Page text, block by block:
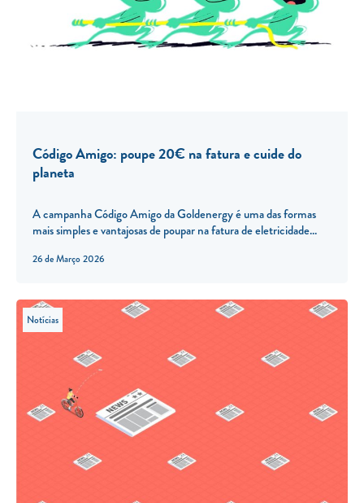
26 de Março 2026
Código Amigo: poupe 20€ na fatura e cuide do
planeta
A campanha Código Amigo da Goldenergy é uma das formas
mais simples e vantajosas de poupar na fatura de eletricidade...
Notícias